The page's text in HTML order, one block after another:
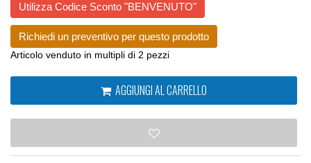
Utilizza Codice Sconto "BENVENUTO"
Richiedi un preventivo per questo prodotto
Articolo venduto in multipli di 2 pezzi
AGGIUNGI AL CARRELLO